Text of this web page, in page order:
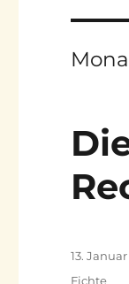
am
13.
Kategorien
Fichte